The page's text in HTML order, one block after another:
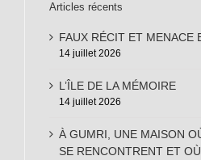
Articles récents
FAUX RÉCIT ET MENACE
14 juillet 2026
L’ÎLE DE LA MÉMOIRE
14 juillet 2026
À GUMRI, UNE MAISON
SE RENCONTRENT ET